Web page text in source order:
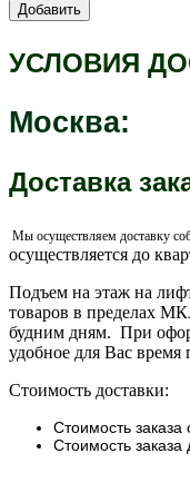
Добавить
УСЛОВИЯ
Москва:
Доставка
Мы осуществляем доставку
осуществляется до
Подъем на этаж на
товаров в пределах
будним дням. При
удобное для Вас время
Стоимость доставки:
Стоимость заказа
Стоимость заказа